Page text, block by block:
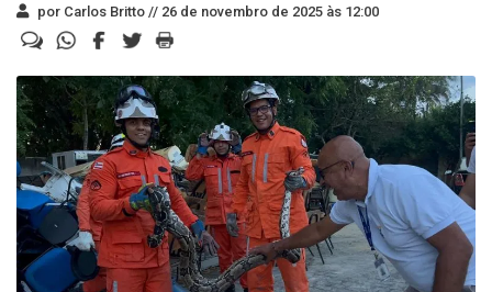
por Carlos Britto // 26 de novembro de 2025 às 12:00